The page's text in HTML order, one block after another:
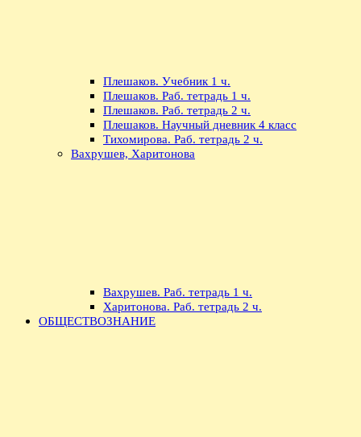
Плешаков. Учебник 1 ч.
Плешаков. Раб. тетрадь 1 ч.
Плешаков. Раб. тетрадь 2 ч.
Плешаков. Научный дневник 4 класс
Тихомирова. Раб. тетрадь 2 ч.
Вахрушев, Харитонова
Вахрушев. Раб. тетрадь 1 ч.
Харитонова. Раб. тетрадь 2 ч.
ОБЩЕСТВОЗНАНИЕ